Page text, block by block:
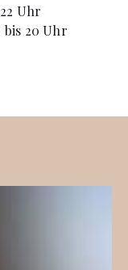
Uhr
bis 20 Uhr